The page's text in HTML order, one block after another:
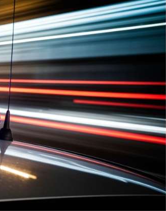
Fryzjer
Kino
Poczta